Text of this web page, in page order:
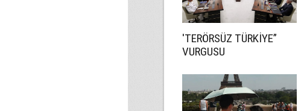
'TERÖRSÜZ TÜRKİYE”
VURGUSU